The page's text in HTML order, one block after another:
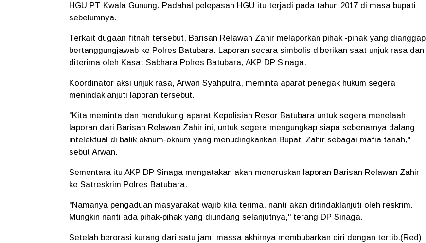
HGU PT Kwala Gunung. Padahal pelepasan HGU itu terjadi pada tahun 2017 di masa bupati
sebelumnya.
Terkait dugaan fitnah tersebut, Barisan Relawan Zahir melaporkan pihak -pihak yang dianggap
bertanggungjawab ke Polres Batubara. Laporan secara simbolis diberikan saat unjuk rasa dan
diterima oleh Kasat Sabhara Polres Batubara, AKP DP Sinaga.
Koordinator aksi unjuk rasa, Arwan Syahputra, meminta aparat penegak hukum segera
menindaklanjuti laporan tersebut.
"Kita meminta dan mendukung aparat Kepolisian Resor Batubara untuk segera menelaah
laporan dari Barisan Relawan Zahir ini, untuk segera mengungkap siapa sebenarnya dalang
intelektual di balik oknum-oknum yang menudingkankan Bupati Zahir sebagai mafia tanah,"
sebut Arwan.
Sementara itu AKP DP Sinaga mengatakan akan meneruskan laporan Barisan Relawan Zahir
ke Satreskrim Polres Batubara.
"Namanya pengaduan masyarakat wajib kita terima, nanti akan ditindaklanjuti oleh reskrim.
Mungkin nanti ada pihak-pihak yang diundang selanjutnya," terang DP Sinaga.
Setelah berorasi kurang dari satu jam, massa akhirnya membubarkan diri dengan tertib.(Red)